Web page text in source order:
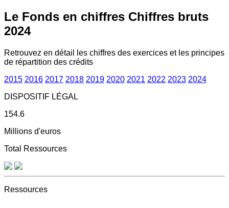
Le Fonds en chiffres Chiffres bruts
2024
Retrouvez en détail les chiffres des exercices et les principes
de répartition des crédits
2015 2016 2017 2018 2019 2020 2021 2022 2023 2024
DISPOSITIF LÉGAL
154.6
Millions d'euros
Total Ressources
Ressources